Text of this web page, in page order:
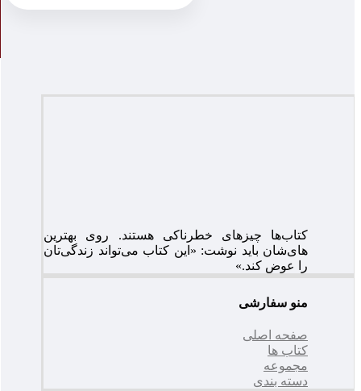
کتاب‌ها چیزهای خطرناکی هستند. روی بهترین
های‌شان باید نوشت: «این کتاب می‌تواند زندگی‌تان
را عوض کند.»
منو سفارشی
صفحه اصلی
کتاب ها
مجموعه
دسته بندی